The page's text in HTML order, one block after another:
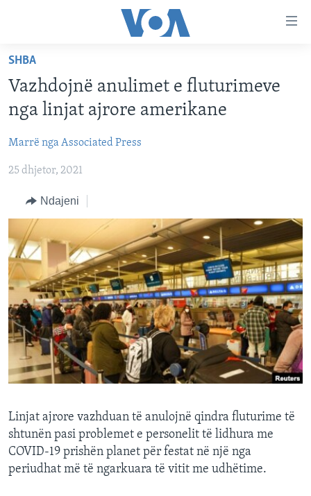
faqen
kryesore
tek
faqja
Kalo
kërkimi
FAQJA KRYESORE
KATEGORITË
AMERIKA
BALLKANI
EVROPA
BOTA
MJEDISI
KULTURË
SHKENCË DHE TEKNOLOGJI
SHËNDETËSI
INTERVISTA
DITARI
DITARI
FOLLOW US
Gjuhët
SHBA
Vazhdojnë anulimet e fluturimeve
nga linjat ajrore amerikane
Marrë nga Associated Press
25 dhjetor, 2021
Ndajeni
Linjat ajrore vazhduan të anulojnë qindra fluturime të
shtunën pasi problemet e personelit të lidhura me
COVID-19 prishën planet për festat në një nga
periudhat më të ngarkuara të vitit me udhëtime.